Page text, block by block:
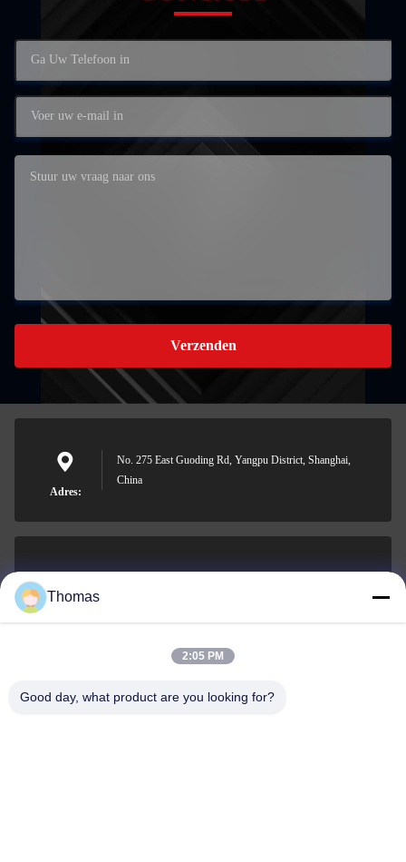
Verzenden
Adres:
No. 275 East Guoding Rd, Yangpu District, Shanghai,
China
0086-15921524026
Thomas
2:05 PM
Good day, what product are you looking for?